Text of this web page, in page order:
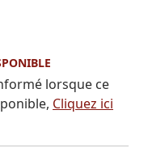
lorsque ce
Cliquez ici